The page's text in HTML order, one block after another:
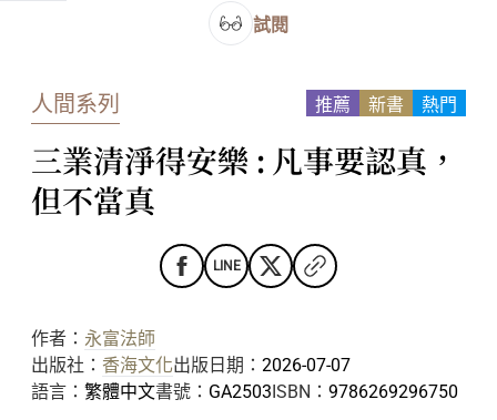
試閱
人間系列 推薦 新書 熱門
三業清淨得安樂 : 凡事要認真，
但不當真
LINE
作者： 永富法師
出版社： 香海文化出版日期： 2026-07-07
語言： 繁體中文書號： GA2503ISBN： 9786269296750